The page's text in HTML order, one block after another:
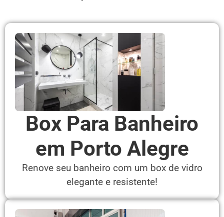
Box Para Banheiro
em Porto Alegre
Renove seu banheiro com um box de vidro
elegante e resistente!